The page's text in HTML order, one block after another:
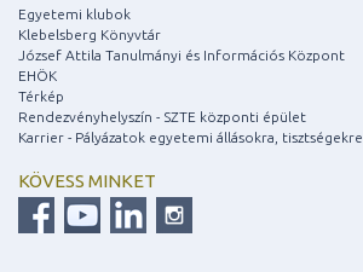
Egyetemi klubok
Klebelsberg Könyvtár
József Attila Tanulmányi és Információs Központ
EHÖK
Térkép
Rendezvényhelyszín - SZTE központi épület
Karrier - Pályázatok egyetemi állásokra, tisztségekre
KÖVESS MINKET